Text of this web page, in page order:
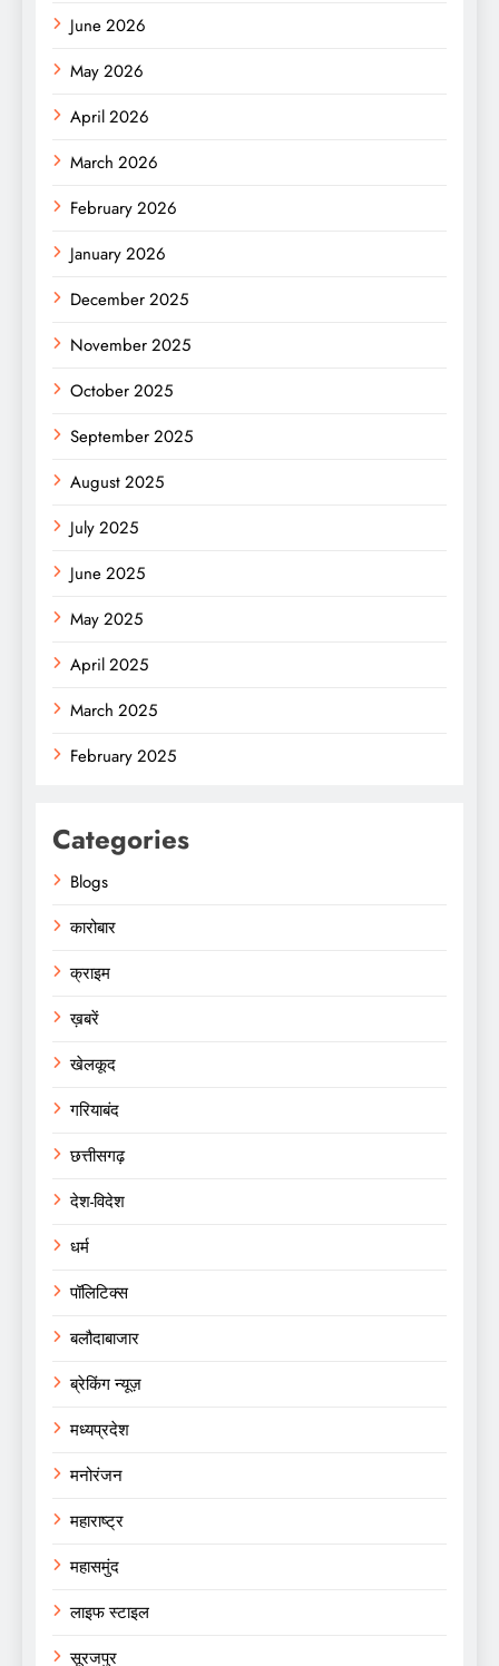
June 2026
May 2026
April 2026
March 2026
February 2026
January 2026
December 2025
November 2025
October 2025
September 2025
August 2025
July 2025
June 2025
May 2025
April 2025
March 2025
February 2025
Categories
Blogs
कारोबार
क्राइम
ख़बरें
खेलकूद
गरियाबंद
छत्तीसगढ़
देश-विदेश
धर्म
पॉलिटिक्स
बलौदाबाजार
ब्रेकिंग न्यूज़
मध्यप्रदेश
मनोरंजन
महाराष्ट्र
महासमुंद
लाइफ स्टाइल
सूरजपुर